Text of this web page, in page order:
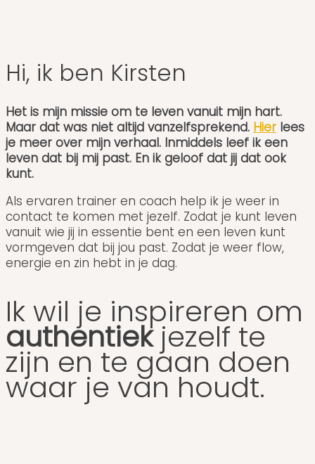
Hi, ik ben Kirsten
Het is mijn missie om te leven vanuit mijn hart.
Maar dat was niet altijd vanzelfsprekend. Hier lees
je meer over mijn verhaal. Inmiddels leef ik een
leven dat bij mij past. En ik geloof dat jij dat ook
kunt.
Als ervaren trainer en coach help ik je weer in
contact te komen met jezelf. Zodat je kunt leven
vanuit wie jij in essentie bent en een leven kunt
vormgeven dat bij jou past. Zodat je weer flow,
energie en zin hebt in je dag.
Ik wil je inspireren om
authentiekjezelf te
zijn en te gaan doen
waar je van houdt.